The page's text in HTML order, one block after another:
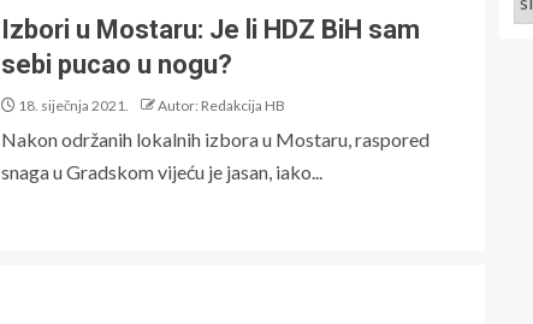
Izbori u Mostaru: Je li HDZ BiH sam
sebi pucao u nogu?
18. siječnja 2021. Autor: Redakcija HB
Nakon održanih lokalnih izbora u Mostaru, raspored
snaga u Gradskom vijeću je jasan, iako...